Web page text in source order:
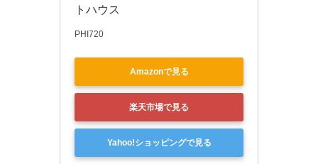
トハウス
PHI720
Amazonで見る
楽天市場で見る
Yahoo!ショッピングで見る